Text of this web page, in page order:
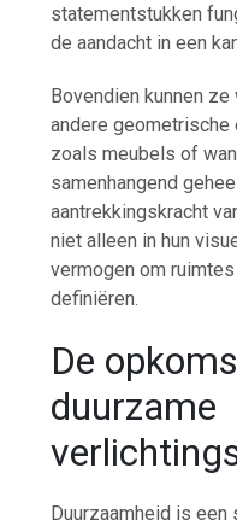
statementstukken
de aandacht in een
Bovendien kunnen
andere geometrische
zoals meubels of
samenhangend
aantrekkingskracht
niet alleen in hun
vermogen om
definiëren.
De
duurzame
Duurzaamheid is